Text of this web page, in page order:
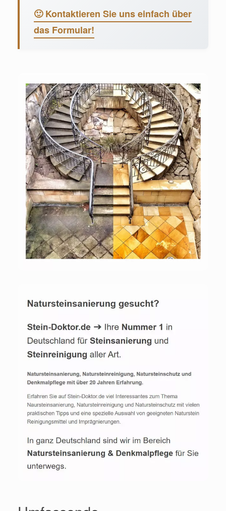
🙂 Kontaktieren Sie uns einfach über
das Formular!